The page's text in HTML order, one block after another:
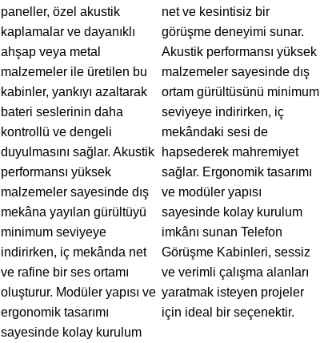
paneller, özel akustik
kaplamalar ve dayanıklı
ahşap veya metal
malzemeler ile üretilen bu
kabinler, yankıyı azaltarak
bateri seslerinin daha
kontrollü ve dengeli
duyulmasını sağlar. Akustik
performansı yüksek
malzemeler sayesinde dış
mekâna yayılan gürültüyü
minimum seviyeye
indirirken, iç mekânda net
ve rafine bir ses ortamı
oluşturur. Modüler yapısı ve
ergonomik tasarımı
sayesinde kolay kurulum
net ve kesintisiz bir
görüşme deneyimi sunar.
Akustik performansı yüksek
malzemeler sayesinde dış
ortam gürültüsünü minimum
seviyeye indirirken, iç
mekândaki sesi de
hapsederek mahremiyet
sağlar. Ergonomik tasarımı
ve modüler yapısı
sayesinde kolay kurulum
imkânı sunan Telefon
Görüşme Kabinleri, sessiz
ve verimli çalışma alanları
yaratmak isteyen projeler
için ideal bir seçenektir.